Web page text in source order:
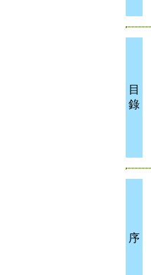
目
錄
序